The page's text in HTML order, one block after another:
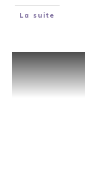
La suite